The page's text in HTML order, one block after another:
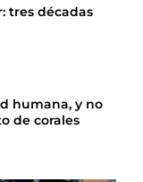
tres décadas
humana, y no
de corales